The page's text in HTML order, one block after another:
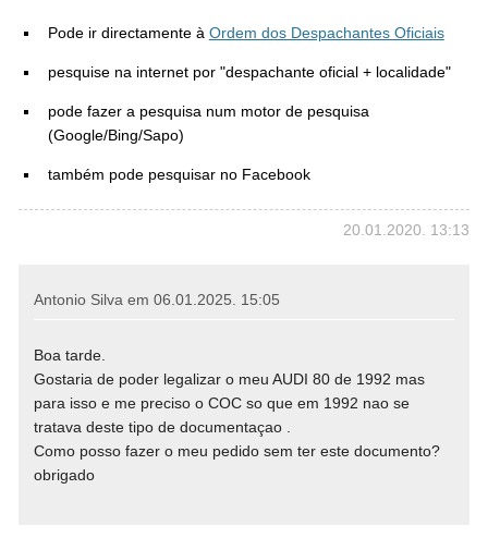
Pode ir directamente à Ordem dos Despachantes Oficiais
pesquise na internet por "despachante oficial + localidade"
pode fazer a pesquisa num motor de pesquisa
(Google/Bing/Sapo)
também pode pesquisar no Facebook
20.01.2020. 13:13
Antonio Silva em 06.01.2025. 15:05
Boa tarde.
Gostaria de poder legalizar o meu AUDI 80 de 1992 mas
para isso e me preciso o COC so que em 1992 nao se
tratava deste tipo de documentaçao .
Como posso fazer o meu pedido sem ter este documento?
obrigado